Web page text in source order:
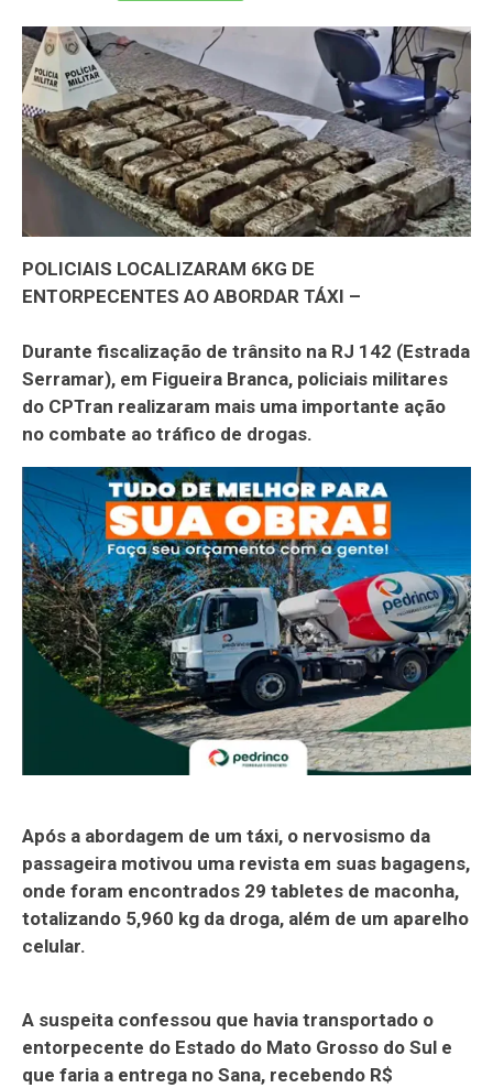
POLICIAIS LOCALIZARAM 6KG DE
ENTORPECENTES AO ABORDAR TÁXI –
Durante fiscalização de trânsito na RJ 142 (Estrada
Serramar), em Figueira Branca, policiais militares
do CPTran realizaram mais uma importante ação
no combate ao tráfico de drogas.
Após a abordagem de um táxi, o nervosismo da
passageira motivou uma revista em suas bagagens,
onde foram encontrados 29 tabletes de maconha,
totalizando 5,960 kg da droga, além de um aparelho
celular.
A suspeita confessou que havia transportado o
entorpecente do Estado do Mato Grosso do Sul e
que faria a entrega no Sana, recebendo R$